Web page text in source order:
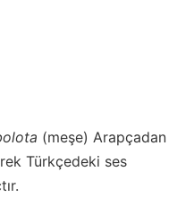
(meşe) Arapçadan
Türkçedeki ses